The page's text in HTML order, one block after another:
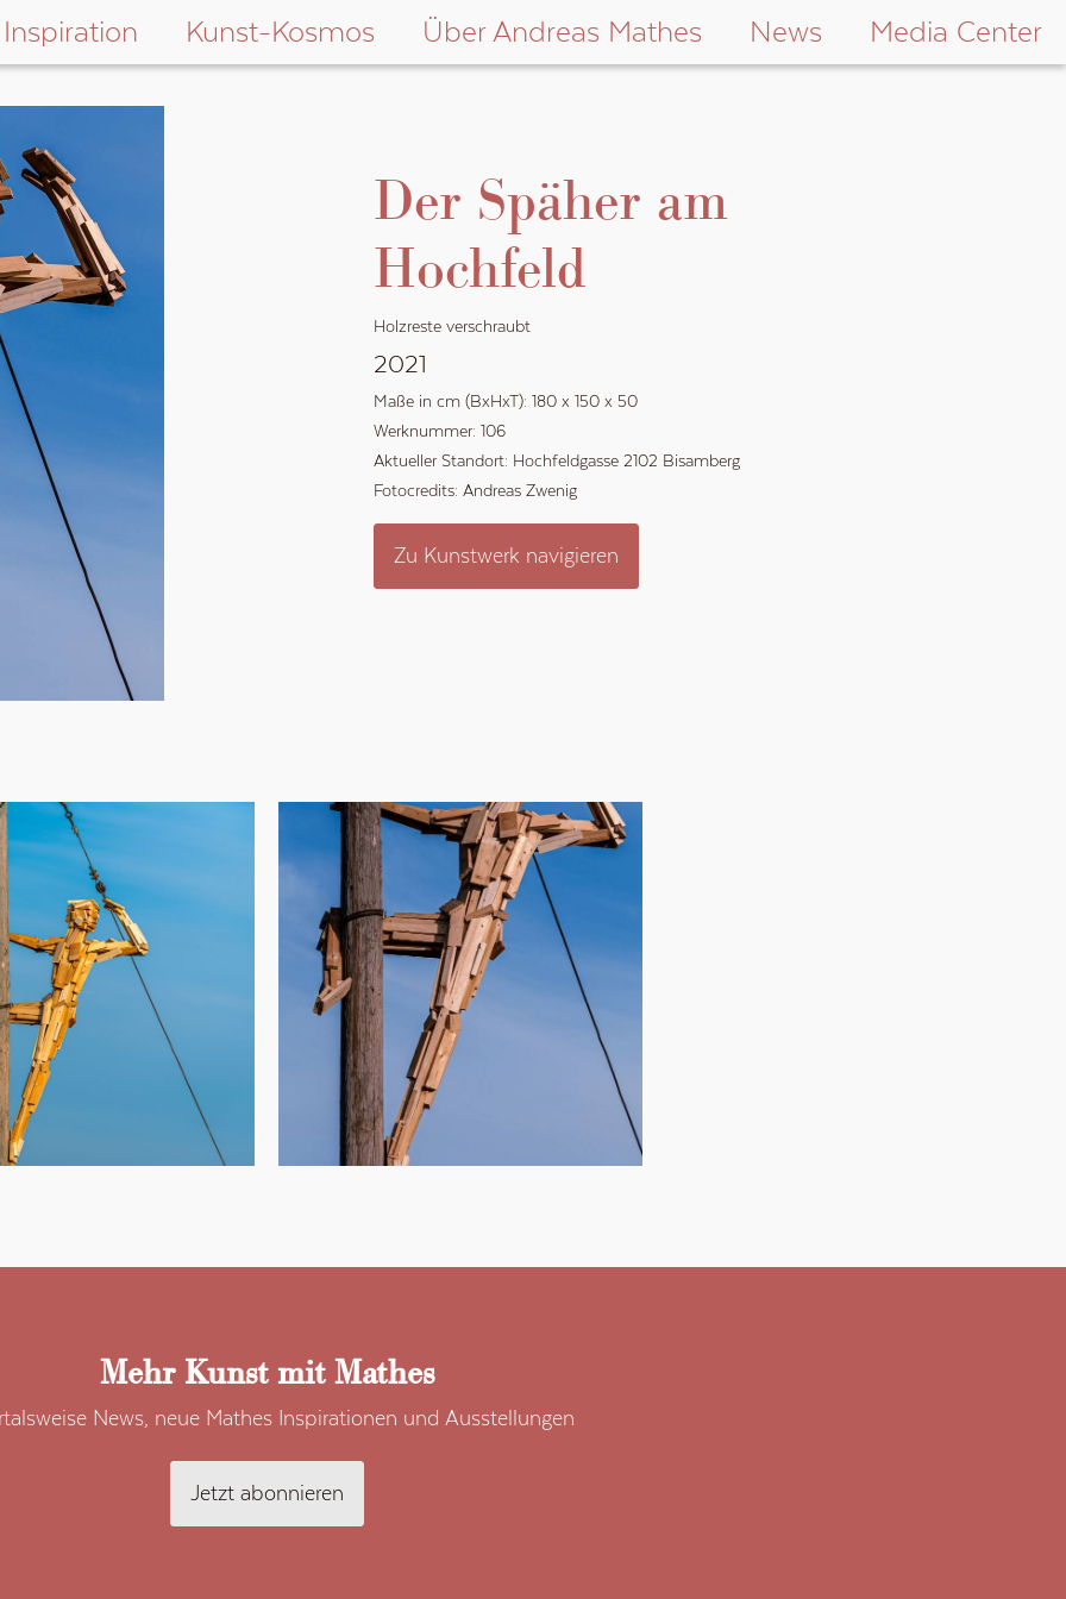
Inspiration Kunst-Kosmos Über Andreas Mathes News Media Center
Der Späher am
Hochfeld
Holzreste verschraubt
2021
Maße in cm (BxHxT): 180 x 150 x 50
Werknummer: 106
Aktueller Standort: Hochfeldgasse 2102 Bisamberg
Fotocredits: Andreas Zwenig
Zu Kunstwerk navigieren
Mehr Kunst mit Mathes
News, neue Mathes Inspirationen und Ausstellungen
Jetzt abonnieren